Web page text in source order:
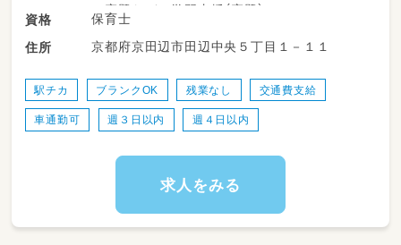
＊宿題などの学習支援（宿題）
＊連絡帳などの記入
＊児童の送迎
など…
資格
保育士
住所
京都府京田辺市田辺中央５丁目１－１１
駅チカ ブランクOK 残業なし 交通費支給
車通勤可 週３日以内 週４日以内
求人をみる